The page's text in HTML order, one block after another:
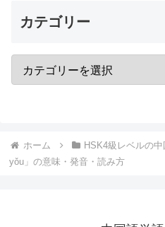
カテゴリー
ホーム HSK4級レベルの
yǒu」の意味・発音・読み方